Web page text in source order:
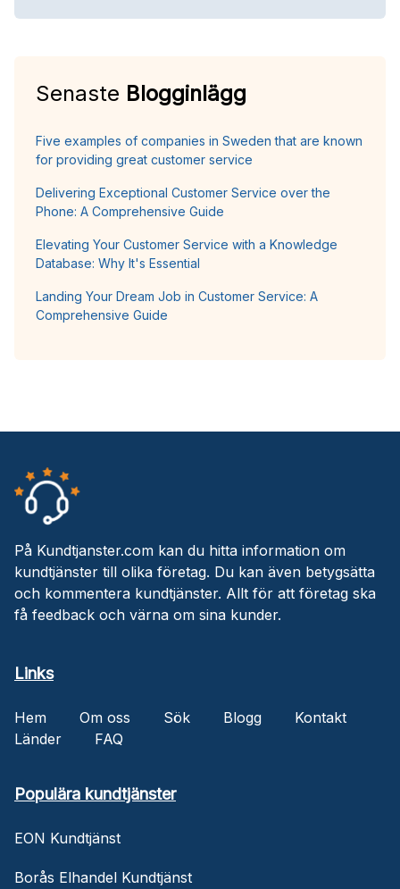
Senaste Blogginlägg
Five examples of companies in Sweden that are known
for providing great customer service
Delivering Exceptional Customer Service over the
Phone: A Comprehensive Guide
Elevating Your Customer Service with a Knowledge
Database: Why It's Essential
Landing Your Dream Job in Customer Service: A
Comprehensive Guide
På Kundtjanster.com kan du hitta information om
kundtjänster till olika företag. Du kan även betygsätta
och kommentera kundtjänster. Allt för att företag ska
få feedback och värna om sina kunder.
Links
Hem Om oss Sök Blogg
Kontakt
Länder
FAQ
Populära kundtjänster
EON Kundtjänst
Borås Elhandel Kundtjänst